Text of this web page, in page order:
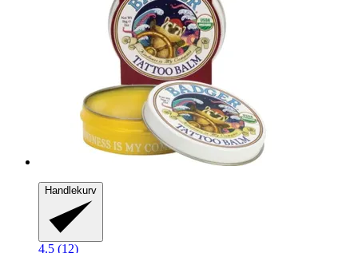
Handlekurv
4.5 (12)